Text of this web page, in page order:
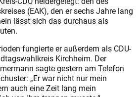
(EAK), den er sechs Jahre lang
lässt sich das durchaus als
fungierte er außerdem als CDU-
Kirchheim. Der
sagte gestern am Telefon
„Er war nicht nur mein
auch eine Zeit lang mein